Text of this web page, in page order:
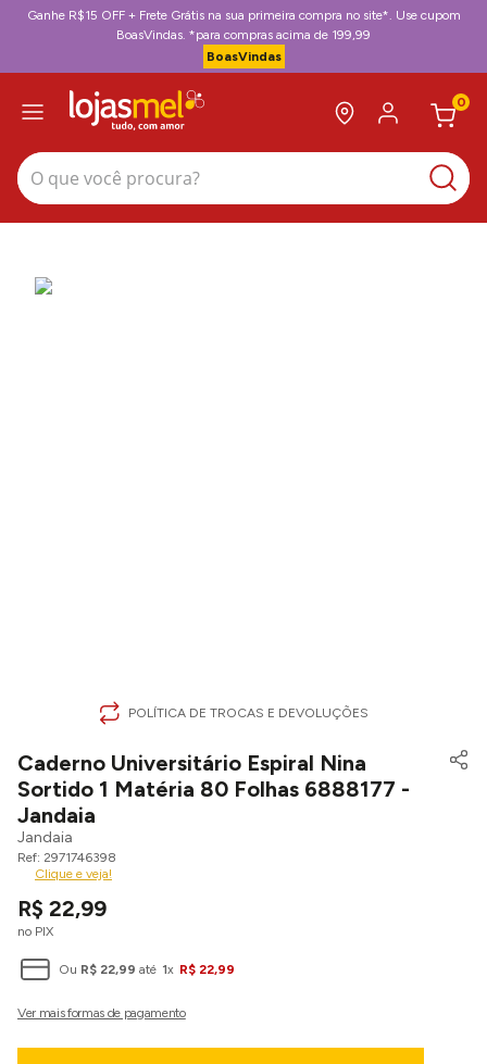
Ganhe R$15 OFF + Frete Grátis na sua primeira compra no site*. Use cupom
BoasVindas. *para compras acima de 199,99
BoasVindas
0
O que você procura?
POLÍTICA DE TROCAS E DEVOLUÇÕES
Caderno Universitário Espiral Nina
Sortido 1 Matéria 80 Folhas 6888177 -
Jandaia
Jandaia
2971746398
Clique e veja!
R$ 22,99
no PIX
Ou R$ 22,99 até 1x R$ 22,99